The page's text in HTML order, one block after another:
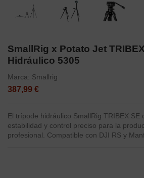
SmallRig x Potato Jet
Hidráulico 5305
Marca: Smallrig
387,99 €
El trípode hidráulico SmallRig TRIBEX SE
estabilidad y control preciso para la
profesional. Compatible con DJI RS y